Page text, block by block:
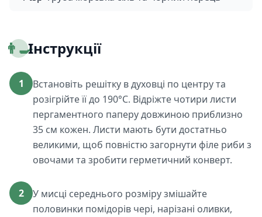
👨‍🍳Інструкції
1
Встановіть решітку в духовці по центру та
розігрійте її до 190°C. Відріжте чотири листи
пергаментного паперу довжиною приблизно
35 см кожен. Листи мають бути достатньо
великими, щоб повністю загорнути філе риби з
овочами та зробити герметичний конверт.
2
У мисці середнього розміру змішайте
половинки помідорів чері, нарізані оливки,